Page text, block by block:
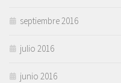
septiembre 2016
julio 2016
junio 2016